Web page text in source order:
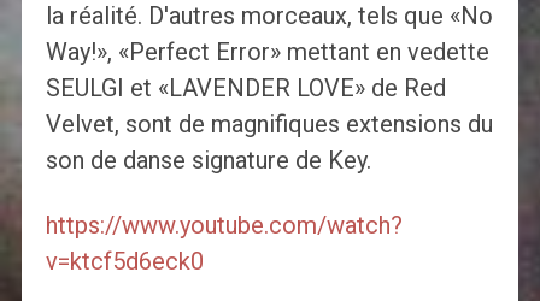
la réalité. D'autres morceaux, tels que «No
Way!», «Perfect Error» mettant en vedette
SEULGI et «LAVENDER LOVE» de Red
Velvet, sont de magnifiques extensions du
son de danse signature de Key.
https://www.youtube.com/watch?
v=ktcf5d6eck0